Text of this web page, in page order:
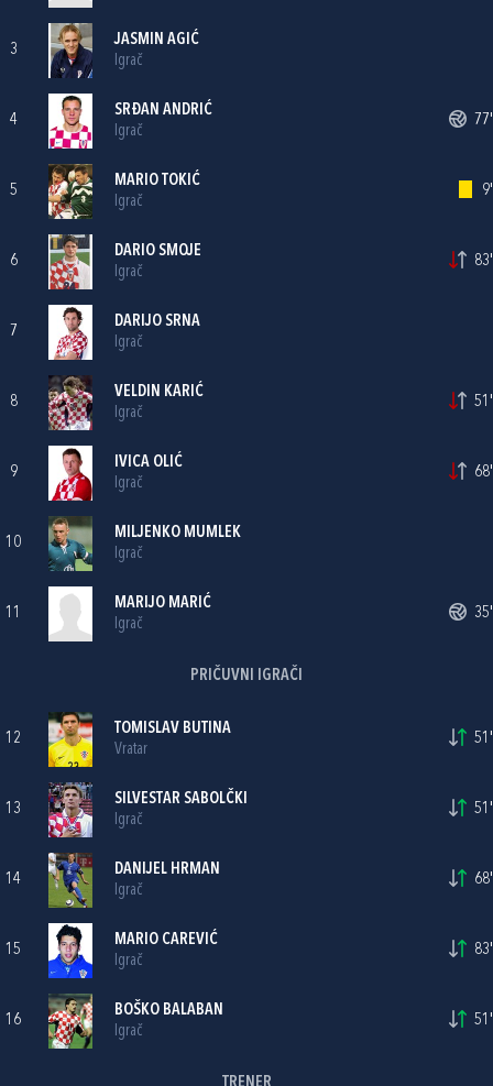
3
JASMIN AGIĆ
Igrač
4
SRĐAN ANDRIĆ
Igrač
77'
5
MARIO TOKIĆ
Igrač
9'
6
DARIO SMOJE
Igrač
83'
7
DARIJO SRNA
Igrač
8
VELDIN KARIĆ
Igrač
51'
9
IVICA OLIĆ
Igrač
68'
10
MILJENKO MUMLEK
Igrač
11
MARIJO MARIĆ
Igrač
35'
PRIČUVNI IGRAČI
12
TOMISLAV BUTINA
Vratar
51'
13
SILVESTAR SABOLČKI
Igrač
51'
14
DANIJEL HRMAN
Igrač
68'
15
MARIO CAREVIĆ
Igrač
83'
16
BOŠKO BALABAN
Igrač
51'